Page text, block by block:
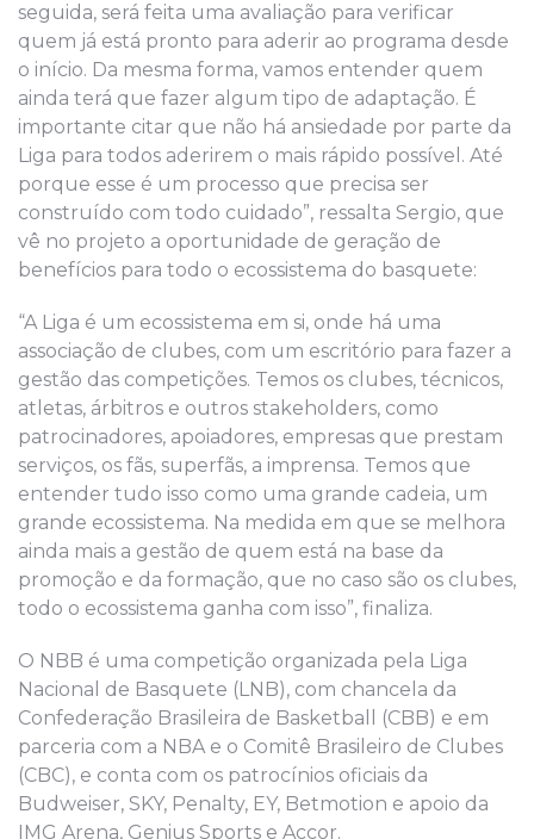
seguida, será feita uma avaliação para verificar
quem já está pronto para aderir ao programa desde
o início. Da mesma forma, vamos entender quem
ainda terá que fazer algum tipo de adaptação. É
importante citar que não há ansiedade por parte da
Liga para todos aderirem o mais rápido possível. Até
porque esse é um processo que precisa ser
construído com todo cuidado”, ressalta Sergio, que
vê no projeto a oportunidade de geração de
benefícios para todo o ecossistema do basquete:
“A Liga é um ecossistema em si, onde há uma
associação de clubes, com um escritório para fazer a
gestão das competições. Temos os clubes, técnicos,
atletas, árbitros e outros stakeholders, como
patrocinadores, apoiadores, empresas que prestam
serviços, os fãs, superfãs, a imprensa. Temos que
entender tudo isso como uma grande cadeia, um
grande ecossistema. Na medida em que se melhora
ainda mais a gestão de quem está na base da
promoção e da formação, que no caso são os clubes,
todo o ecossistema ganha com isso”, finaliza.
O NBB é uma competição organizada pela Liga
Nacional de Basquete (LNB), com chancela da
Confederação Brasileira de Basketball (CBB) e em
parceria com a NBA e o Comitê Brasileiro de Clubes
(CBC), e conta com os patrocínios oficiais da
Budweiser, SKY, Penalty, EY, Betmotion e apoio da
IMG Arena, Genius Sports e Accor.